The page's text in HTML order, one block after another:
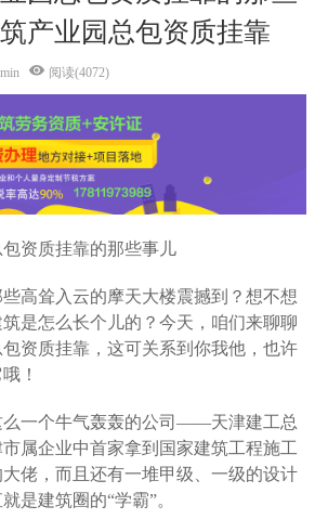
产业园总包资质挂靠
阅读(4072)
资质挂靠的那些事儿
高耸入云的摩天大楼震撼到？想不想
是怎么长个儿的？今天，咱们来聊聊
资质挂靠，这可关系到你我他，也许
！
么一个牛气轰轰的公司——天津建工总
属企业中首家拿到国家建筑工程施工
佬，而且还有一堆甲级、一级的设计
是建筑圈的“学霸”。